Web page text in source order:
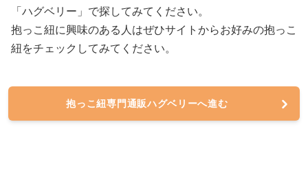
「ハグベリー」で探してみてください。
抱っこ紐に興味のある人はぜひサイトからお好みの抱っこ
紐をチェックしてみてください。
抱っこ紐専門通販ハグベリーへ進む